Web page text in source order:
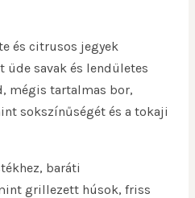
és citrusos jegyek
üde savak és lendületes
mégis tartalmas bor,
sokszínűségét és a tokaji
baráti
grillezett húsok, friss